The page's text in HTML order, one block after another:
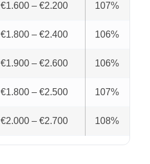
€1.600 – €2.200 107%
€1.800 – €2.400 106%
€1.900 – €2.600 106%
€1.800 – €2.500 107%
€2.000 – €2.700 108%